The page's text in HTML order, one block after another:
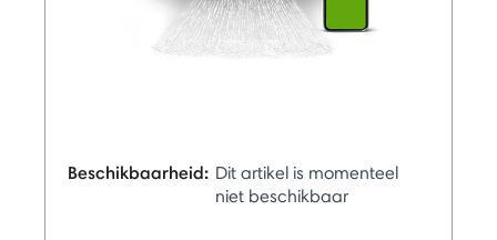
Beschikbaarheid: Dit artikel is momenteel
niet beschikbaar